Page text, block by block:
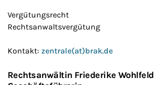
Vergütungsrecht
Rechtsanwaltsvergütung
Kontakt: zentrale(at)brak.de
Rechtsanwältin Friederike Wohlfeld